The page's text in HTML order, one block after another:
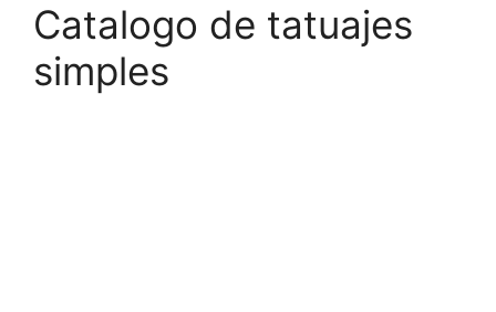
Catalogo de tatuajes
simples